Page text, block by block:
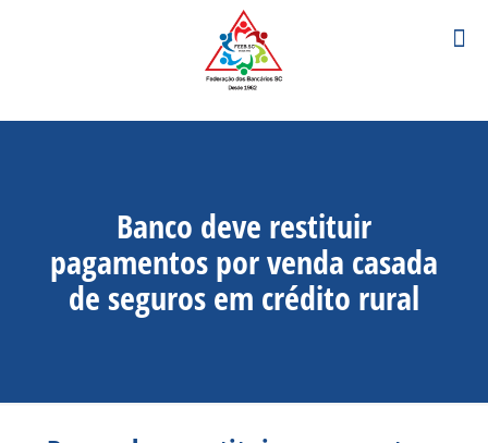
Banco deve restituir
pagamentos por venda casada
de seguros em crédito rural